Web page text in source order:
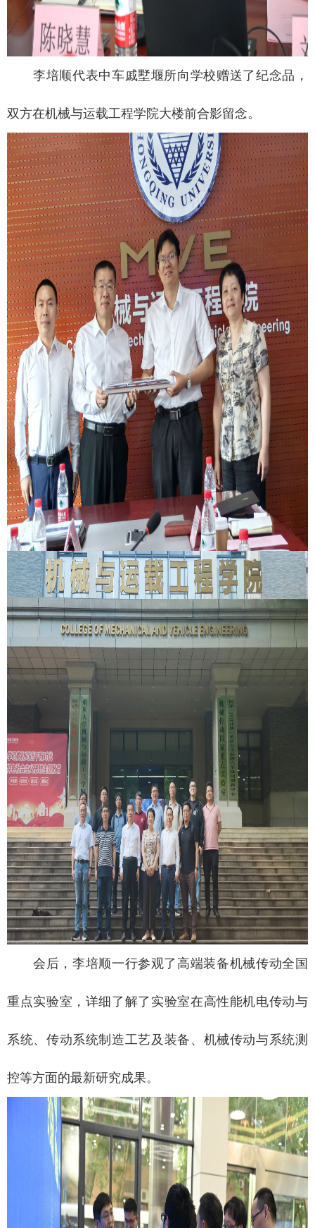
李培顺代表中车戚墅堰所向学校赠送了纪念品，
双方在机械与运载工程学院大楼前合影留念。
会后，李培顺一行参观了高端装备机械传动全国
重点实验室，详细了解了实验室在高性能机电传动与
系统、传动系统制造工艺及装备、机械传动与系统测
控等方面的最新研究成果。